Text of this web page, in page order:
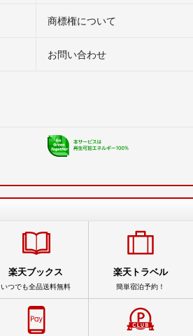
商標権について
お問い合わせ
楽天ブックス
いつでも全品送料無料
楽天トラベル
簡単宿泊予約！